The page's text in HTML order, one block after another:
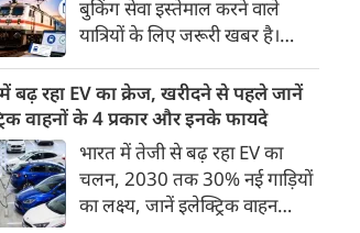
गंभीर चर्चा बनती है जिसने किसी भी
सभ्यता से पहले इंसान का साथ चुना
था। दुर्भाग्य यह है कि आज कुत्तों के
बारे में हमारी राय पशु-चिकित्सकों,
व्यवहार वैज्ञानिकों या विशेषज्ञों से
कम... और व्हाट्सऐप यूनिवर्सिटी से
ज़्यादा बनती है।
बुकिंग सेवा इस्तेमाल करने वाले
यात्रियों के लिए जरूरी खबर है।
वेबसाइट का बीटा वर्जन लॉन्च कर
दिया है। करीब 24 साल पुराने
इंटरफेस के बाद वेबसाइट को नए
डिजाइन और कई नए फीचर्स के साथ
अपडेट किया गया है।
बढ़ रहा EV का क्रेज, खरीदने से पहले जानें
वाहनों के 4 प्रकार और इनके फायदे
भारत में तेजी से बढ़ रहा EV का
चलन, 2030 तक 30% नई गाड़ियों
का लक्ष्य, जानें इलेक्ट्रिक वाहन